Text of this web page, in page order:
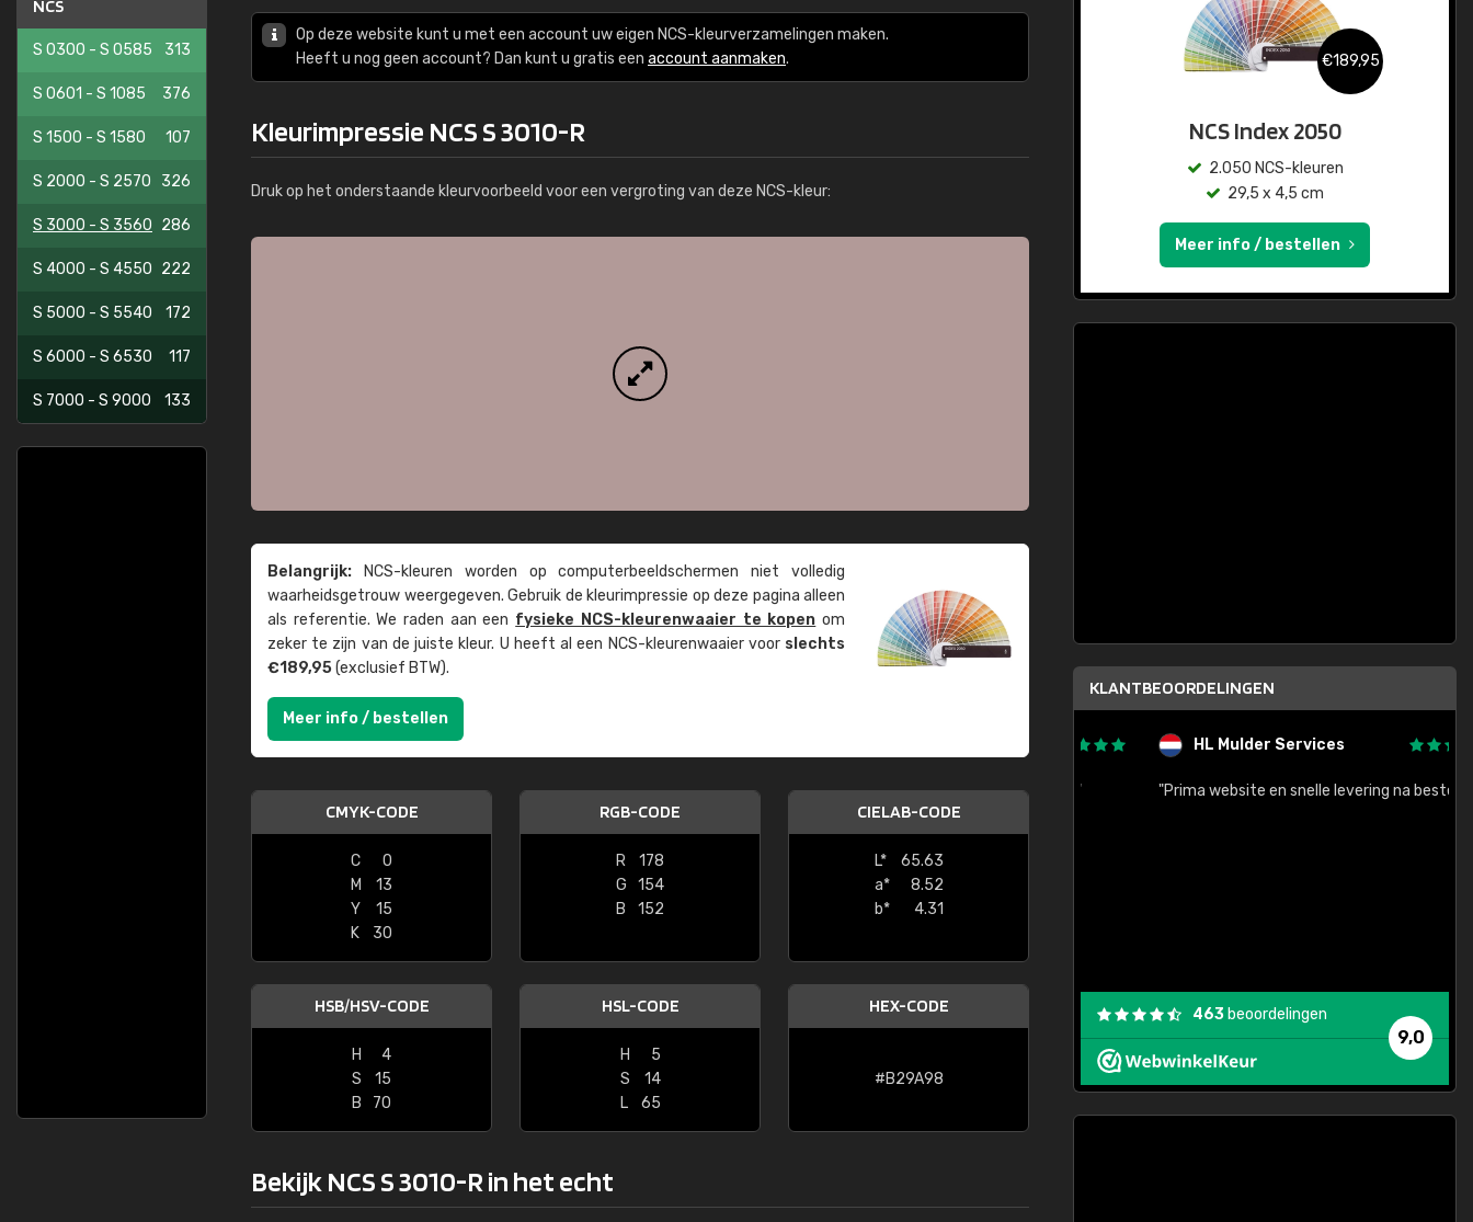
NCS
S 0300 - S 0585 313
S 0601 - S 1085 376
S 1500 - S 1580 107
S 2000 - S 2570 326
S 3000 - S 3560 286
S 4000 - S 4550 222
S 5000 - S 5540 172
S 6000 - S 6530 117
S 7000 - S 9000 133
Op deze website kunt u met een account uw eigen NCS-kleurverzamelingen maken.
Heeft u nog geen account? Dan kunt u gratis een account aanmaken.
Kleurimpressie NCS S 3010-R
Druk op het onderstaande kleurvoorbeeld voor een vergroting van deze NCS-kleur:
Belangrijk: NCS-kleuren worden op computer­beeld­schermen niet volledig
waarheids­­getrouw weer­gegeven. Gebruik de kleur­impressie op deze pagina alleen
als referentie. We raden aan een fysieke NCS-kleuren­waaier te kopen om
zeker te zijn van de juiste kleur. U heeft al een NCS-kleuren­waaier voor slechts
€189,95(exclusief BTW).
Meer info / bestellen
CMYK-CODE
C
0
M
13
Y
15
K
30
RGB-CODE
R
178
G
154
B
152
CIELAB-CODE
L*
65.63
a*
8.52
b*
4.31
HSB/HSV-CODE
H
4
S
15
B
70
HSL-CODE
H
5
S
14
L
65
HEX-CODE
#B29A98
Bekijk NCS S 3010-R in het echt
€189,95
NCS Index 2050
2.050 NCS-kleuren
29,5 x 4,5 cm
Meer info / bestellen
KLANTBEOORDELINGEN
"Super snelle service en zeer betaalbaar!"
HL Mulder Services
"Prima website en snelle levering na bestelling"
9,0
463 beoordelingen